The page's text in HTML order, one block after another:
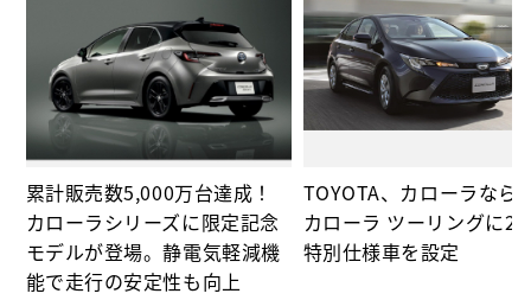
累計販売数5,000万台達成！
カローラシリーズに限定記念
モデルが登場。静電気軽減機
能で走行の安定性も向上
TOYOTA、カローラなら
カローラ ツーリングに2
特別仕様車を設定